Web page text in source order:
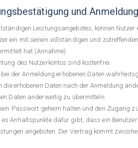
und Anmeldung
Leistungsangebotes, können
ein mit seinen vollständigen und
hat (Annahme).
des Nutzerkontos sind kostenfrei.
der Anmeldung erhobenen Daten
die erhobenen Daten nach der Anmeldung
Daten anderweitig zu übermitteln.
Passwort geheim halten und den Zugang
es Anhaltspunkte dafür gibt, dass ein
angeboten. Der Vertrag kommt